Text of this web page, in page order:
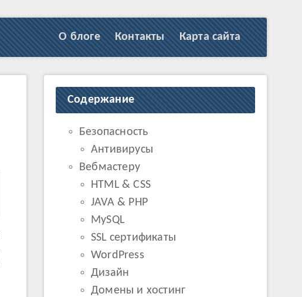
О блоге Контакты Карта сайта
Содержание
Безопасность
Антивирусы
Вебмастеру
HTML & CSS
JAVA & PHP
MySQL
SSL сертификаты
WordPress
Дизайн
Домены и хостинг